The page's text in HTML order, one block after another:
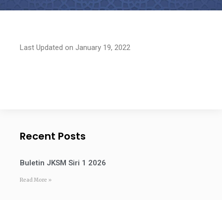
Last Updated on January 19, 2022
Recent Posts
Buletin JKSM Siri 1 2026
Read More »